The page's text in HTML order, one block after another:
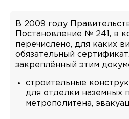
В 2009 году
Постановление № 241, в
перечислено, для каких
обязательный
закреплённый этим
строительные
для отделки наземных
метрополитена,